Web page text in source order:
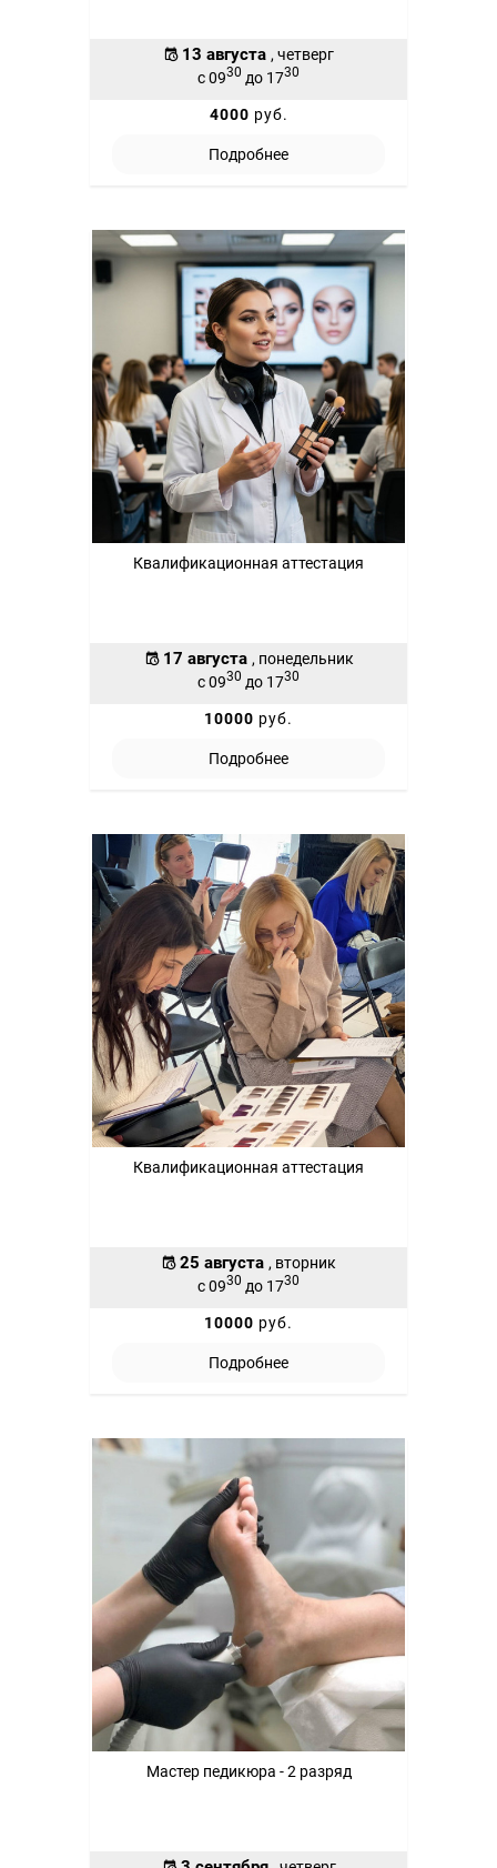
13 августа , четверг
с 0930 до 1730
4000 руб.
Подробнее
Квалификационная аттестация
17 августа , понедельник
с 0930 до 1730
10000 руб.
Подробнее
Квалификационная аттестация
25 августа , вторник
с 0930 до 1730
10000 руб.
Подробнее
Мастер педикюра - 2 разряд